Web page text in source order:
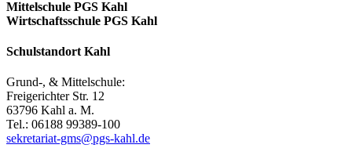
Mittelschule PGS Kahl
Wirtschaftsschule PGS Kahl
Schulstandort Kahl
Grund-, & Mittelschule:
Freigerichter Str. 12
63796 Kahl a. M.
Tel.: 06188 99389-100
sekretariat-gms@pgs-kahl.de